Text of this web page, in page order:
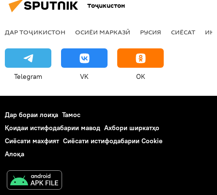
Тоҷикистон
ДАР ТОҶИКИСТОН ОСИЁИ МАРКАЗӢ РУСИЯ СИЁСАТ
Telegram VK OK
Дар бораи лоиҳа Тамос
Қоидаи истифодабарии мавод Ахбори ширкатҳо
Сиёсати махфият Сиёсати истифодабарии Cookie
Алоқа